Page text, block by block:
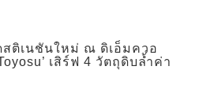
สติเนชันใหม่ ณ ดิเอ็มควอ
เสิร์ฟ 4 วัตถุดิบล้ำค่า